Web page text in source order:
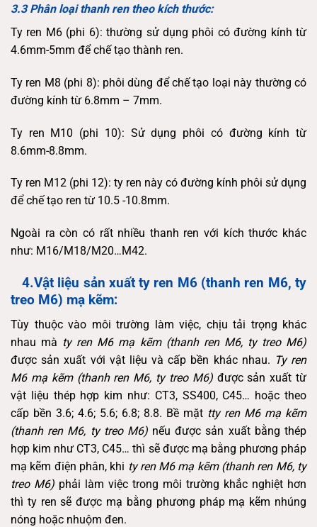
3.3 Phân loại thanh ren theo kích thước:
Ty ren M6 (phi 6): thường sử dụng phôi có đường kính từ
4.6mm-5mm để chế tạo thành ren.
Ty ren M8 (phi 8): phôi dùng để chế tạo loại này thường có
đường kính từ 6.8mm – 7mm.
Ty ren M10 (phi 10): Sử dụng phôi có đường kính từ
8.6mm-8.8mm.
Ty ren M12 (phi 12): ty ren này có đường kính phôi sử dụng
để chế tạo ren từ 10.5 -10.8mm.
Ngoài ra còn có rất nhiều thanh ren với kích thước khác
như: M16/M18/M20…M42.
4.Vật liệu sản xuất ty ren M6 (thanh ren M6, ty
treo M6) mạ kẽm:
Tùy thuộc vào môi trường làm việc, chịu tải trọng khác
nhau mà ty ren M6 mạ kẽm (thanh ren M6, ty treo M6)
được sản xuất với vật liệu và cấp bền khác nhau. Ty ren
M6 mạ kẽm (thanh ren M6, ty treo M6)được sản xuất từ
vật liệu thép hợp kim như: CT3, SS400, C45… hoặc theo
cấp bền 3.6; 4.6; 5.6; 6.8; 8.8. Bề mặt tty ren M6 mạ kẽm
(thanh ren M6, ty treo M6)nếu được sản xuất bằng thép
hợp kim như CT3, C45… thì sẽ được mạ bằng phương pháp
mạ kẽm điện phân, khi ty ren M6 mạ kẽm (thanh ren M6, ty
treo M6) phải làm việc trong môi trường khắc nghiệt hơn
thì ty ren sẽ được mạ bằng phương pháp mạ kẽm nhúng
nóng hoặc nhuộm đen.